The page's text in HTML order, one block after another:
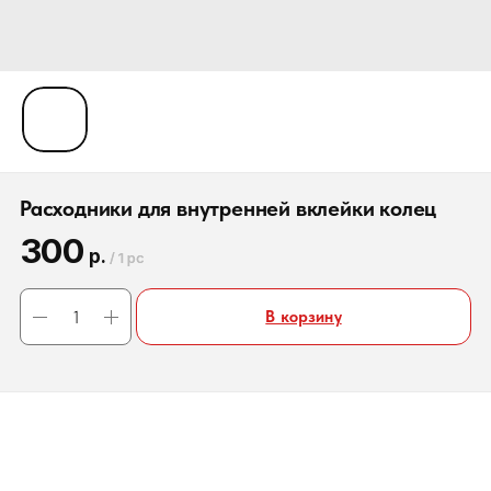
Расходники для внутренней вклейки колец
300 р. /1 pc
В корзину